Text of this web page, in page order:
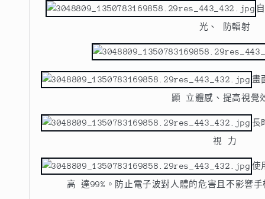
光、 防輻射
畫
顯 立體感、提高視覺
長
視 力
使
高 達99%。防止電子波對人體的危害且不影響